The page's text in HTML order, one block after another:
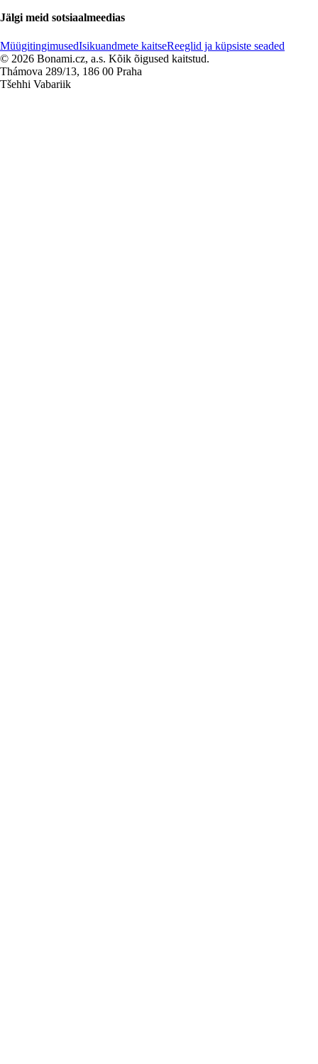
Jälgi meid sotsiaalmeedias
MüügitingimusedIsikuandmete kaitseReeglid ja küpsiste seaded
© 2026 Bonami.cz, a.s. Kõik õigused kaitstud.
Thámova 289/13, 186 00 Praha
Tšehhi Vabariik